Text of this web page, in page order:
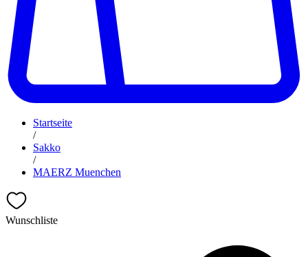
Startseite
/
Sakko
/
MAERZ Muenchen
Wunschliste